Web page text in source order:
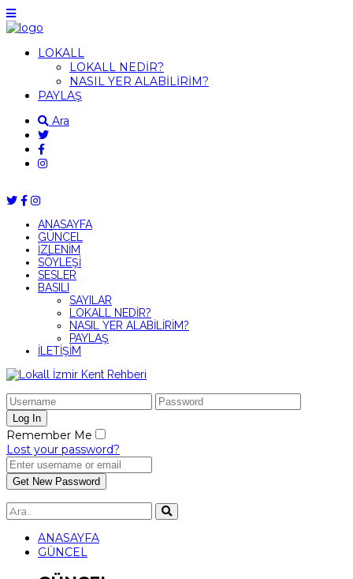
LOKALL
LOKALL NEDİR?
NASIL YER ALABİLİRİM?
PAYLAŞ
Ara
ANASAYFA
GÜNCEL
İZLENİM
SÖYLEŞİ
SESLER
BASILI
SAYILAR
LOKALL NEDİR?
NASIL YER ALABİLİRİM?
PAYLAŞ
İLETİŞİM
Remember Me
Lost your password?
ANASAYFA
GÜNCEL